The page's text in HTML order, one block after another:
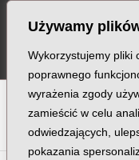
Używamy
Wykorzystujemy pliki
poprawnego
wyrażenia zgody
zamieścić w celu
odwiedzających,
pokazania
content
B C D E F
O P Q R
navigation